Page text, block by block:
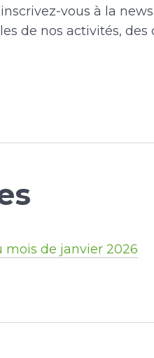
vous à la
de nos activités,
mois de janvier 2026